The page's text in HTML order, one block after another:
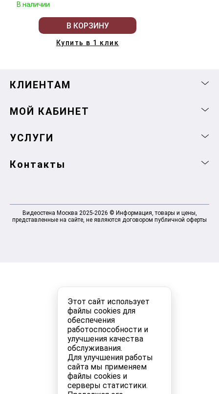
Этот сайт использует
файлы cookies для
обеспечения
работоспособности и
улучшения качества
обслуживания.
Для улучшения работы
сайта мы применяем
файлы cookies и
серверы статистики.
В наличии
В КОРЗИНУ
Купить в 1 клик
КЛИЕНТАМ
МОЙ КАБИНЕТ
УСЛУГИ
Контакты
Видеостена Москва 2025-2026 © Информация, товары и цены,
представленные на сайте, не являются договором публичной оферты